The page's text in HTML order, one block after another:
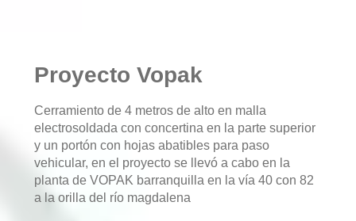
Proyecto Vopak
Cerramiento de 4 metros de alto en malla
electrosoldada con concertina en la parte superior
y un portón con hojas abatibles para paso
vehicular, en el proyecto se llevó a cabo en la
planta de VOPAK barranquilla en la vía 40 con 82
a la orilla del río magdalena